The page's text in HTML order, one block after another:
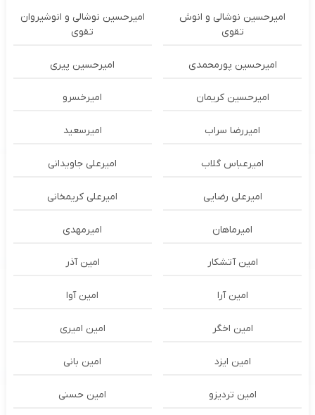
امیرحسین نوشالی و انوش
تقوی
امیرحسین نوشالی و انوشیروان
تقوی
امیرحسین پورمحمدی امیرحسین پیری
امیرحسین کریمان امیرخسرو
امیررضا سراب امیرسعید
امیرعباس گلاب امیرعلی جاویدانی
امیرعلی رضایی امیرعلی کریمخانی
امیرماهان امیرمهدی
امین آتشکار امین آذر
امین آرا امین آوا
امین اخگر امین امیری
امین ایزد امین بانی
امین تردیزو امین حسنی